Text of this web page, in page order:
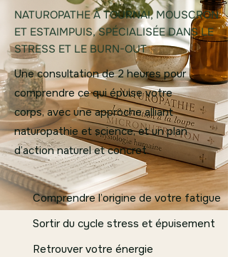
NATUROPATHE À TOURNAI, MOUSCRON
ET ESTAIMPUIS, SPÉCIALISÉE DANS LE
STRESS ET LE BURN-OUT
Une consultation de 2 heures pour
comprendre ce qui épuise votre
corps, avec une approche alliant
naturopathie et science, et un plan
d’action naturel et concret.
Comprendre l’origine de votre fatigue
Sortir du cycle stress et épuisement
Retrouver votre énergie